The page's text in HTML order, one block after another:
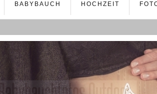
BABYBAUCH HOCHZEIT